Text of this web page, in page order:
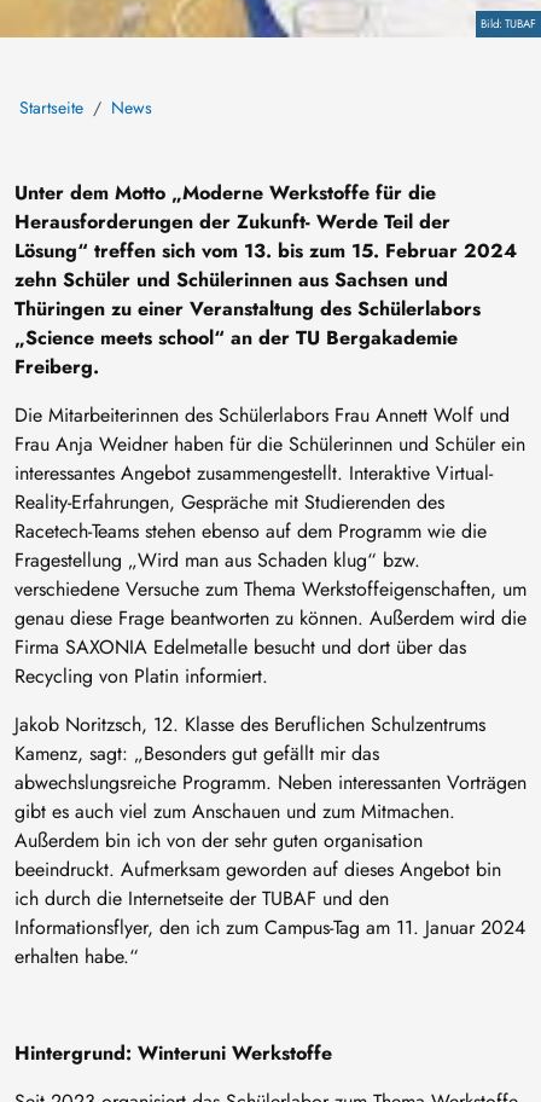
Copyright
TUBAF
Startseite News
Unter dem Motto „Moderne Werkstoffe für die
Herausforderungen der Zukunft- Werde Teil der
Lösung“ treffen sich vom 13. bis zum 15. Februar 2024
zehn Schüler und Schülerinnen aus Sachsen und
Thüringen zu einer Veranstaltung des Schülerlabors
„Science meets school“ an der TU Bergakademie
Freiberg.
Die Mitarbeiterinnen des Schülerlabors Frau Annett Wolf und
Frau Anja Weidner haben für die Schülerinnen und Schüler ein
interessantes Angebot zusammengestellt. Interaktive Virtual-
Reality-Erfahrungen, Gespräche mit Studierenden des
Racetech-Teams stehen ebenso auf dem Programm wie die
Fragestellung „Wird man aus Schaden klug“ bzw.
verschiedene Versuche zum Thema Werkstoffeigenschaften, um
genau diese Frage beantworten zu können. Außerdem wird die
Firma SAXONIA Edelmetalle besucht und dort über das
Recycling von Platin informiert.
Jakob Noritzsch, 12. Klasse des Beruflichen Schulzentrums
Kamenz, sagt: „Besonders gut gefällt mir das
abwechslungsreiche Programm. Neben interessanten Vorträgen
gibt es auch viel zum Anschauen und zum Mitmachen.
Außerdem bin ich von der sehr guten organisation
beeindruckt. Aufmerksam geworden auf dieses Angebot bin
ich durch die Internetseite der TUBAF und den
Informationsflyer, den ich zum Campus-Tag am 11. Januar 2024
erhalten habe.“
Hintergrund: Winteruni Werkstoffe